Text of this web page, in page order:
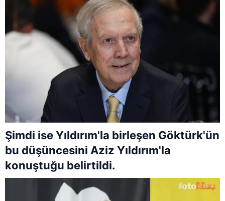
Şimdi ise Yıldırım'la birleşen Göktürk'ün
bu düşüncesini Aziz Yıldırım'la
konuştuğu belirtildi.